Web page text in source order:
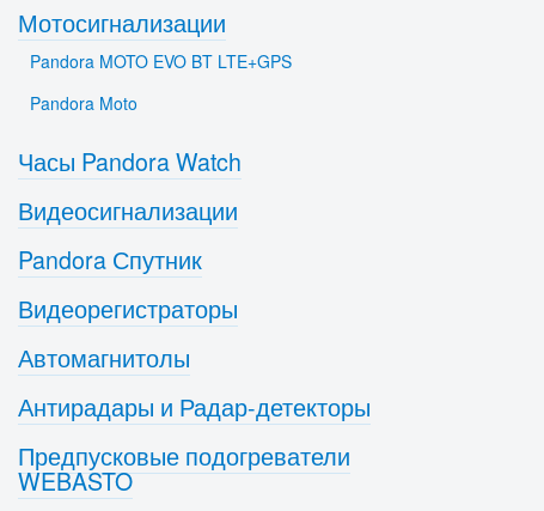
Мотосигнализации
Pandora MOTO EVO BT LTE+GPS
Pandora Moto
Часы Pandora Watch
Видеосигнализации
Pandora Спутник
Видеорегистраторы
Автомагнитолы
Антирадары и Радар-детекторы
Предпусковые подогреватели
WEBASTO